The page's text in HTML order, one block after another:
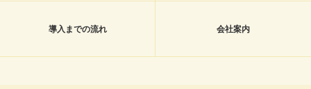
導入までの流れ 会社案内